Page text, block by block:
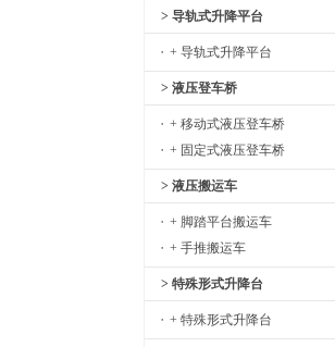
> 导轨式升降平台
+ 导轨式升降平台
> 液压登车桥
+ 移动式液压登车桥
+ 固定式液压登车桥
> 液压搬运车
+ 脚踏平台搬运车
+ 手推搬运车
> 特殊形式升降台
+ 特殊形式升降台